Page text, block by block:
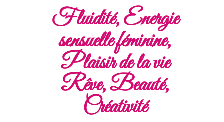
Fluidité, Energie
sensuelle féminine,
Plaisir de la vie
Rêve, Beauté,
Créativité